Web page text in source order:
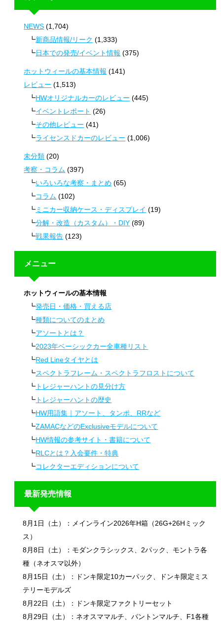
NEWS (1,704)
新商品情報/リーク (1,333)
日本での発売/イベント情報 (375)
ホットウィールの基本情報 (141)
レビュー (1,513)
HWオリジナルカーのレビュー (445)
イベントレポート (26)
その他レビュー (41)
ライセンスドカーのレビュー (1,006)
未分類 (20)
考察・コラム (397)
いろいろな考察・まとめ (65)
コラム (102)
ミニカー収納ケース・ディスプレイ (19)
分解・改造（カスタム）・DIY (89)
戦果報告 (123)
メニュー
ホットウィールの基本情報
発売日・価格・買える店
種類についてのまとめ
アソートとは？
2023年ベーシックカー全車種リスト
Red Lineタイヤとは
スペクトラフレーム・スペクトラフロストについて
トレジャーハントの見分け方
トレジャーハントの歴史
HW用語集｜アソート、タンポ、RRなど
ZAMACなどのExclusiveモデルについて
HW情報の参考サイト・書籍について
RLCとは？入会要件・特典
コレクターエディションについて
最新発売情報
8月1日（土）：メインライン2026年H箱（26G+26Hミック
ス）
8月8日（土）：モダンクラシックス、2パック、モントラ各
種（ネオスマ以外）
8月15日（土）：ドンキ限定10カーパック、ドンキ限定ミス
テリーモデルズ
8月22日（土）：ドンキ限定ファクトリーセット
8月29日（土）：ネオスママルチ、パントンマルチ、F1各種